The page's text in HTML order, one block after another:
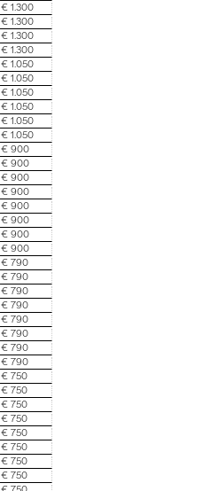
€ 1.300
€ 1.300
€ 1.300
€ 1.300
€ 1.050
€ 1.050
€ 1.050
€ 1.050
€ 1.050
€ 1.050
€ 900
€ 900
€ 900
€ 900
€ 900
€ 900
€ 900
€ 900
€ 790
€ 790
€ 790
€ 790
€ 790
€ 790
€ 790
€ 790
€ 750
€ 750
€ 750
€ 750
€ 750
€ 750
€ 750
€ 750